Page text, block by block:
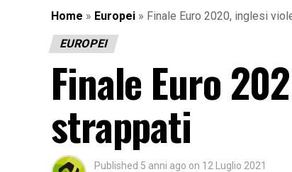
Home » Europei » Finale Euro 2020, inglesi
EUROPEI
Finale Euro
strappati
Published 5 anni ago on 12 Luglio 2021